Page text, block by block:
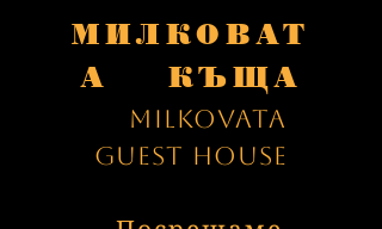
МИЛКОВАТ
А КЪЩА
Milkovata
Guest House